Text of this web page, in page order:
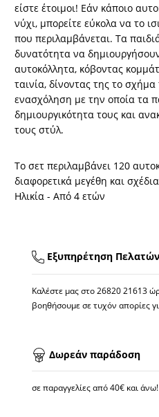
είστε έτοιμοι! Εάν κάποιο
νύχι, μπορείτε εύκολα να το
που περιλαμβάνεται. Τα
δυνατότητα να
αυτοκόλλητα, κόβοντας
ταινία, δίνοντας της το
ενασχόληση με την οποία τα
δημιουργικότητα τους και
τους στύλ.
Το σετ περιλαμβάνει 120
διαφορετικά μεγέθη και
Ηλικία - Από 4 ετών
Εξυπηρέτηση Πελατών
Καλέστε μας στο26820 21613
βοηθήσουμε σε τυχόν απορίες
Δωρεάν παράδοση
σε παραγγελίες από 40€ και άνω!